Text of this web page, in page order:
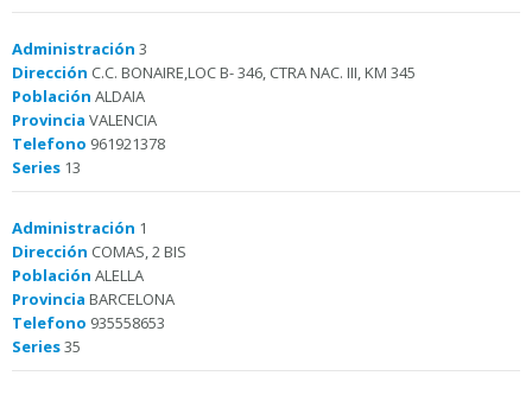
Administración 3
Dirección C.C. BONAIRE,LOC B- 346, CTRA NAC. III, KM 345
Población ALDAIA
Provincia VALENCIA
Telefono 961921378
Series 13
Administración 1
Dirección COMAS, 2 BIS
Población ALELLA
Provincia BARCELONA
Telefono 935558653
Series35